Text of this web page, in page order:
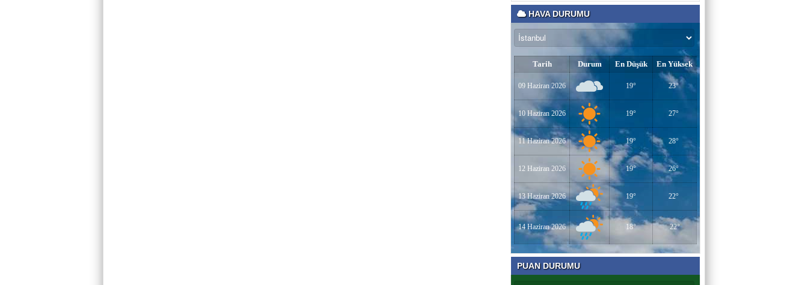
HAVA DURUMU
Tarih Durum En Düşük En Yüksek
09 Haziran 2026 19° 23°
10 Haziran 2026 19° 27°
11 Haziran 2026 19° 28°
12 Haziran 2026 19° 26°
13 Haziran 2026 19° 22°
14 Haziran 2026 18° 22°
PUAN DURUMU